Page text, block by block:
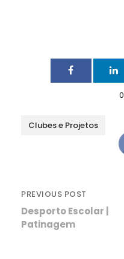
0
Clubes e Projetos
PREVIOUS POST
Desporto Escolar |
Patinagem